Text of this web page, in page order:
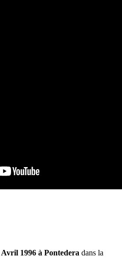
Avril 1996 à Pontedera dans la